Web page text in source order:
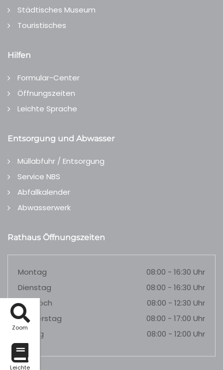
Zoom
Leichte
Städtisches Museum
Touristisches
Hilfen
Formular-Center
Öffnungszeiten
Leichte Sprache
Entsorgung und Abwasser
Müllabfuhr / Entsorgung
Service NBS
Abfallkalender
Abwasserwerk
Rathaus Öffnungszeiten
Montag
08:00 - 16:30 Uhr
Dienstag
08:00 - 16:30 Uhr
Mittwoch
08:00 - 12:30 Uhr
Donnerstag
08:00 - 17:00 Uhr
Freitag
08:00 - 12:00 Uhr